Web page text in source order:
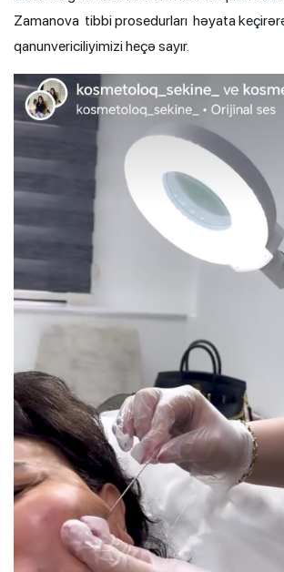
Zamanova tibbi prosedurları həyata
qanunvericiliyimizi heçə sayır.